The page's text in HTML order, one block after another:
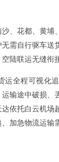
、花都、黄埔
需自行驱车送
陆联运无缝衔
运全程可视化
输途中破损、
依托白云机场
加急物流运输